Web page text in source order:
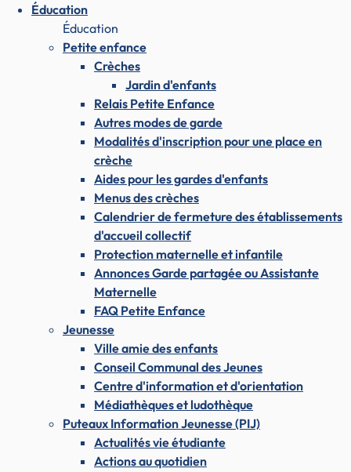
Éducation
Éducation
Petite enfance
Crèches
Jardin d'enfants
Relais Petite Enfance
Autres modes de garde
Modalités d'inscription pour une place en
crèche
Aides pour les gardes d'enfants
Menus des crèches
Calendrier de fermeture des établissements
d'accueil collectif
Protection maternelle et infantile
Annonces Garde partagée ou Assistante
Maternelle
FAQ Petite Enfance
Jeunesse
Ville amie des enfants
Conseil Communal des Jeunes
Centre d'information et d'orientation
Médiathèques et ludothèque
Puteaux Information Jeunesse (PIJ)
Actualités vie étudiante
Actions au quotidien